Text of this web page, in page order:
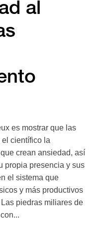
al
es mostrar que las
científico la
crean ansiedad, así
propia presencia y sus
el sistema que
y más productivos
piedras miliares de
de